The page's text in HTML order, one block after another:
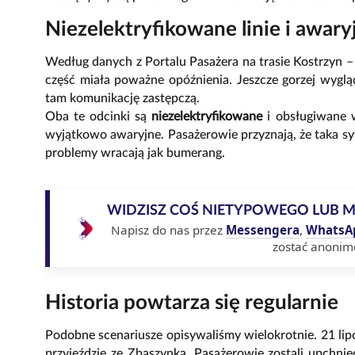
Niezelektryfikowane linie i
Według danych z Portalu Pasażera na trasie Kostrzyn
część miała poważne opóźnienia. Jeszcze gorzej
tam komunikację zastępczą.
Oba te odcinki są niezelektryfikowanei obsługiwane
wyjątkowo awaryjne. Pasażerowie przyznają, że taka
problemy wracają jak bumerang.
WIDZISZ COŚ NIETYPOWEGO LUB
Napisz do nas przez Messengera,
zostać
Historia powtarza się regularnie
Podobne scenariusze opisywaliśmy wielokrotnie. 21